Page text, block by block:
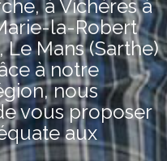
à Vichères à
la-Robert
Le Mans (Sarthe)
à notre
nous
vous proposer
aux